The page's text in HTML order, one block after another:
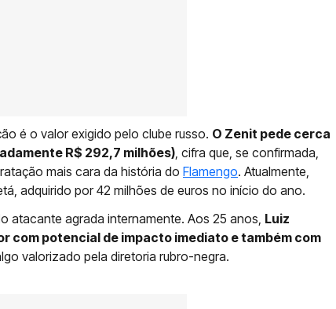
é o valor exigido pelo clube russo. O Zenit pede cerca
R$ 292,7 milhões), cifra que, se confirmada,
mais cara da história do Flamengo. Atualmente,
adquirido por 42 milhões de euros no início do ano.
atacante agrada internamente. Aos 25 anos, Luiz
com potencial de impacto imediato e também com
valorizado pela diretoria rubro-negra.